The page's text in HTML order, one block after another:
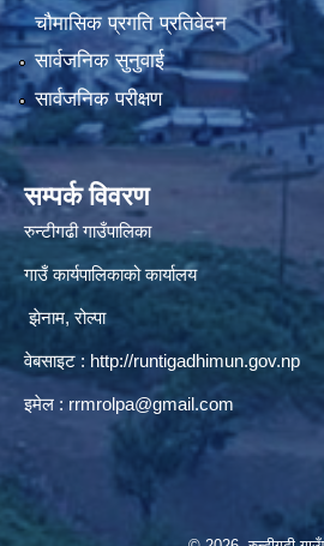
चौमासिक प्रगति प्रतिवेदन
सार्वजनिक सुनुवाई
सार्वजनिक परीक्षण
सम्पर्क विवरण
रुन्टीगढी गाउँपालिका
गाउँ कार्यपालिकाको कार्यालय
झेनाम, रोल्पा
वेबसाइट : http://runtigadhimun.gov.np
इमेल : rrmrolpa@gmail.com